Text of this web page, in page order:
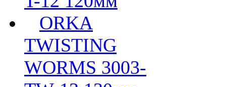
ORKA
TWISTING
WORMS 3003-